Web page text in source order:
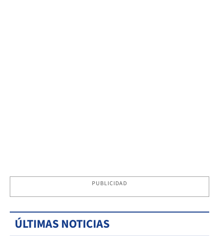
PUBLICIDAD
ÚLTIMAS NOTICIAS